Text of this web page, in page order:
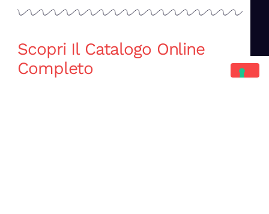
Scopri Il Catalogo Online
Completo